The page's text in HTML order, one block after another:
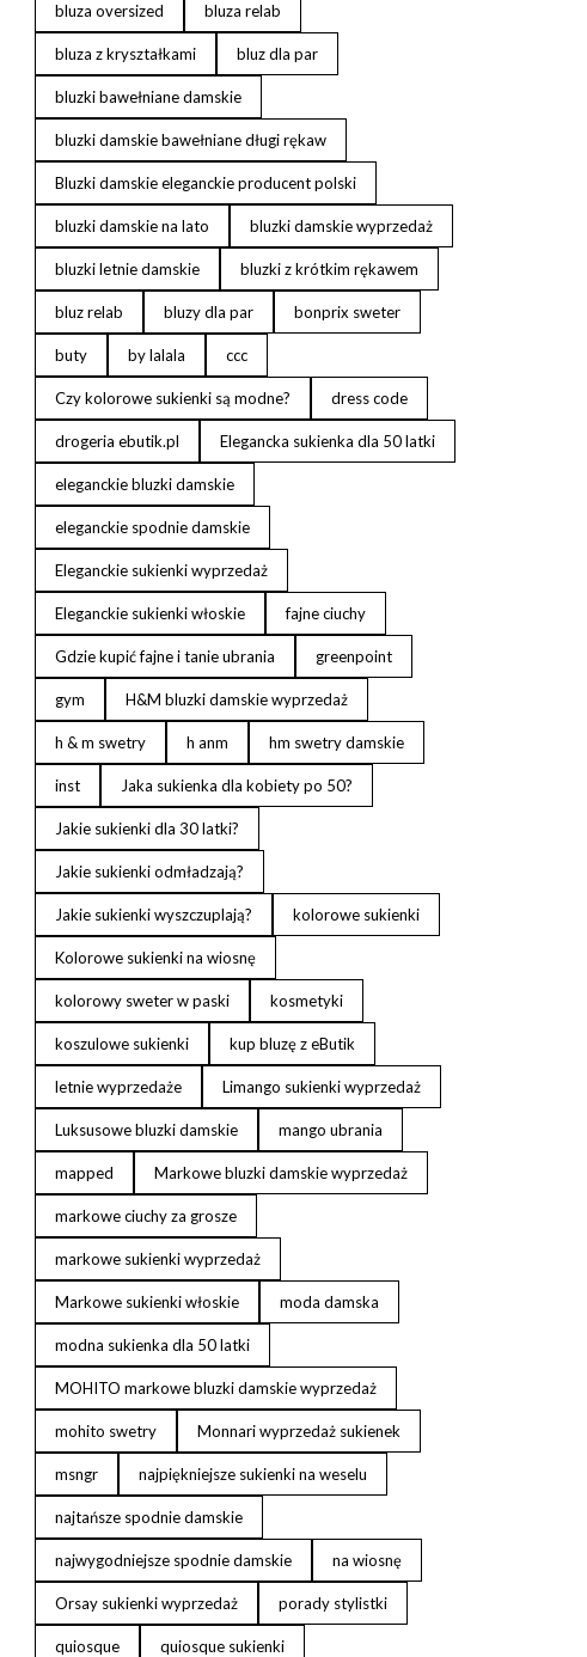
bluza oversized bluza relab
bluza z kryształkami bluz dla par
bluzki bawełniane damskie
bluzki damskie bawełniane długi rękaw
Bluzki damskie eleganckie producent polski
bluzki damskie na lato bluzki damskie wyprzedaż
bluzki letnie damskie bluzki z krótkim rękawem
bluz relab bluzy dla par bonprix sweter
buty by lalala ccc
Czy kolorowe sukienki są modne? dress code
drogeria ebutik.pl Elegancka sukienka dla 50 latki
eleganckie bluzki damskie
eleganckie spodnie damskie
Eleganckie sukienki wyprzedaż
Eleganckie sukienki włoskie fajne ciuchy
Gdzie kupić fajne i tanie ubrania greenpoint
gym H&M bluzki damskie wyprzedaż
h & m swetry h anm hm swetry damskie
inst Jaka sukienka dla kobiety po 50?
Jakie sukienki dla 30 latki?
Jakie sukienki odmładzają?
Jakie sukienki wyszczuplają? kolorowe sukienki
Kolorowe sukienki na wiosnę
kolorowy sweter w paski kosmetyki
koszulowe sukienki kup bluzę z eButik
letnie wyprzedaże Limango sukienki wyprzedaż
Luksusowe bluzki damskie mango ubrania
mapped Markowe bluzki damskie wyprzedaż
markowe ciuchy za grosze
markowe sukienki wyprzedaż
Markowe sukienki włoskie moda damska
modna sukienka dla 50 latki
MOHITO markowe bluzki damskie wyprzedaż
mohito swetry Monnari wyprzedaż sukienek
msngr najpiękniejsze sukienki na weselu
najtańsze spodnie damskie
najwygodniejsze spodnie damskie na wiosnę
Orsay sukienki wyprzedaż porady stylistki
quiosque quiosque sukienki